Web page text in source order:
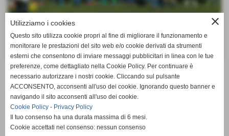
Fonte:Ufficio stampa Ponte a Cappiano F.C.
close
Utilizziamo i cookies
Questo sito utilizza cookie propri al fine di migliorare il funzionamento e
monitorare le prestazioni del sito web e/o cookie derivati da strumenti
esterni che consentono di inviare messaggi pubblicitari in linea con le tue
preferenze, come dettagliato nella Cookie Policy. Per continuare è
necessario autorizzare i nostri cookie. Cliccando sul pulsante
ACCONSENTO, acconsenti all'uso dei cookie. Ignorando questo banner e
navigando il sito acconsenti all'uso dei cookie.
Cookie Policy - Privacy Policy
Il tuo consenso ha una durata massima di 6 mesi.
Cookie accettati nel consenso: nessun consenso